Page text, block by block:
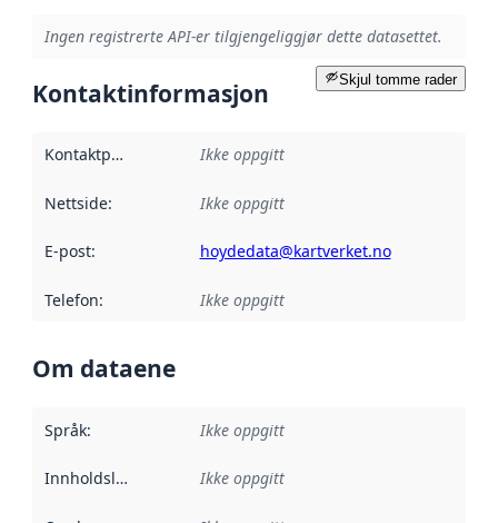
Ingen registrerte API-er tilgjengeliggjør dette datasettet.
Skjul tomme rader
Kontaktinformasjon
Kontaktpunkt Ikke oppgitt
Nettside: Ikke oppgitt
E-post: hoydedata@kartverket.no
Telefon: Ikke oppgitt
Om dataene
Språk: Ikke oppgitt
Innholdsleverandører :
Ikke oppgitt